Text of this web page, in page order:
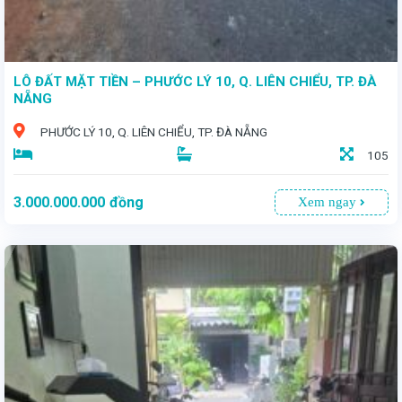
LÔ ĐẤT MẶT TIỀN – PHƯỚC LÝ 10, Q. LIÊN CHIỂU, TP. ĐÀ
NẴNG
PHƯỚC LÝ 10, Q. LIÊN CHIỂU, TP. ĐÀ NẴNG
105
3.000.000.000 đồng Xem ngay